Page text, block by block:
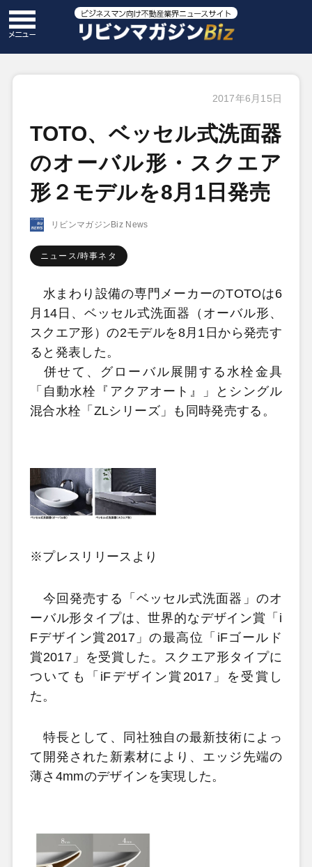
2017年6月15日
TOTO、ベッセル式洗面器
のオーバル形・スクエア
形２モデルを8月1日発売
リビンマガジンBiz News
ニュース/時事ネタ
水まわり設備の専門メーカーのTOTOは6
月14日、ベッセル式洗面器（オーバル形、
スクエア形）の2モデルを8月1日から発売す
ると発表した。
併せて、グローバル展開する水栓金具
「自動水栓『アクアオート』」とシングル
混合水栓「ZLシリーズ」も同時発売する。
※プレスリリースより
今回発売する「ベッセル式洗面器」のオ
ーバル形タイプは、世界的なデザイン賞「i
Fデザイン賞2017」の最高位「iFゴールド
賞2017」を受賞した。スクエア形タイプに
ついても「iFデザイン賞2017」を受賞し
た。
特長として、同社独自の最新技術によっ
て開発された新素材により、エッジ先端の
薄さ4mmのデザインを実現した。